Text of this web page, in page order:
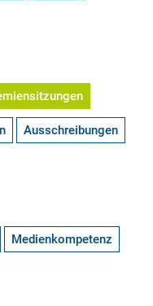
Ausschreibungen
Medienkompetenz